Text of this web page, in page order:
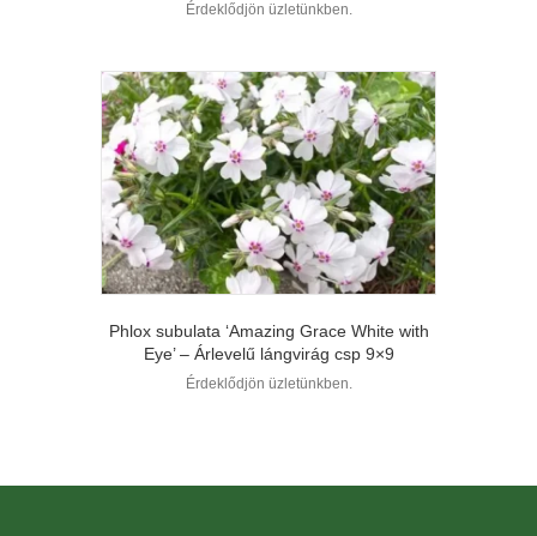
Érdeklődjön üzletünkben.
Phlox subulata ‘Amazing Grace White with
Eye’ – Árlevelű lángvirág csp 9×9
Érdeklődjön üzletünkben.